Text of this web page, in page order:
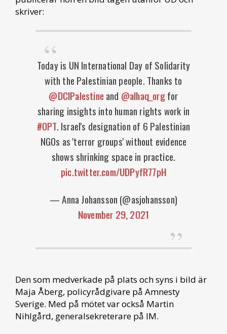
skriver:
Today is UN International Day of Solidarity
with the Palestinian people. Thanks to
@DCIPalestine and @alhaq_orgfor
sharing insights into human rights work in
#OPT. Israel's designation of 6 Palestinian
NGOs as 'terror groups' without evidence
shows shrinking space in practice.
pic.twitter.com/UDPyfR77pH
— Anna Johansson (@asjohansson)
November 29, 2021
Den som medverkade på plats och syns i bild är
Maja Åberg, policyrådgivare på Amnesty
Sverige. Med på mötet var också Martin
Nihlgård, generalsekreterare på IM.